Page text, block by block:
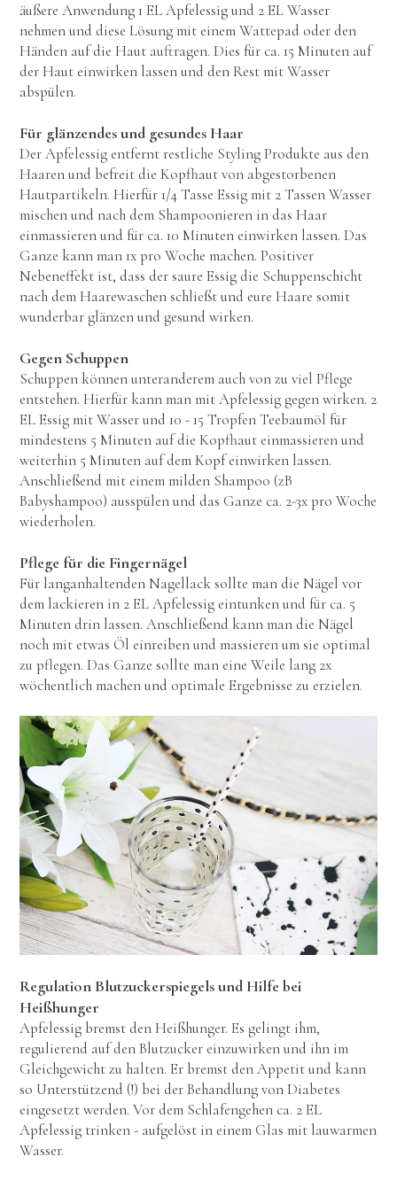
äußere Anwendung 1 EL Apfelessig und 2 EL Wasser
nehmen und diese Lösung mit einem Wattepad oder den
Händen auf die Haut auftragen. Dies für ca. 15 Minuten auf
der Haut einwirken lassen und den Rest mit Wasser
abspülen.
Für glänzendes und gesundes Haar
Der Apfelessig entfernt restliche Styling Produkte aus den
Haaren und befreit die Kopfhaut von abgestorbenen
Hautpartikeln. Hierfür 1/4 Tasse Essig mit 2 Tassen Wasser
mischen und nach dem Shampoonieren in das Haar
einmassieren und für ca. 10 Minuten einwirken lassen. Das
Ganze kann man 1x pro Woche machen. Positiver
Nebeneffekt ist, dass der saure Essig die Schuppenschicht
nach dem Haarewaschen schließt und eure Haare somit
wunderbar glänzen und gesund wirken.
Gegen Schuppen
Schuppen können unteranderem auch von zu viel Pflege
entstehen. Hierfür kann man mit Apfelessig gegen wirken. 2
EL Essig mit Wasser und 10 - 15 Tropfen Teebaumöl für
mindestens 5 Minuten auf die Kopfhaut einmassieren und
weiterhin 5 Minuten auf dem Kopf einwirken lassen.
Anschließend mit einem milden Shampoo (zB
Babyshampoo) ausspülen und das Ganze ca. 2-3x pro Woche
wiederholen.
Pflege für die Fingernägel
Für langanhaltenden Nagellack sollte man die Nägel vor
dem lackieren in 2 EL Apfelessig eintunken und für ca. 5
Minuten drin lassen. Anschließend kann man die Nägel
noch mit etwas Öl einreiben und massieren um sie optimal
zu pflegen. Das Ganze sollte man eine Weile lang 2x
wöchentlich machen und optimale Ergebnisse zu erzielen.
Regulation Blutzuckerspiegels und Hilfe bei
Heißhunger
Apfelessig bremst den Heißhunger. Es gelingt ihm,
regulierend auf den Blutzucker einzuwirken und ihn im
Gleichgewicht zu halten. Er bremst den Appetit und kann
so Unterstützend (!) bei der Behandlung von Diabetes
eingesetzt werden. Vor dem Schlafengehen ca. 2 EL
Apfelessig trinken - aufgelöst in einem Glas mit lauwarmen
Wasser.